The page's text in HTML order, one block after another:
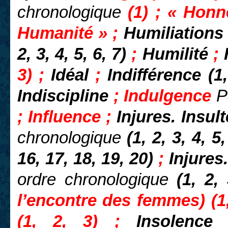
chronologique (1) ; «
Humanité » ; Humiliations
2, 3, 4, 5, 6, 7) ; Humilité ;
3) ; Idéal ;Indifférence
Indiscipline ;Indulgence
; Influence ;Injures.
chronologique(1, 2, 3, 4,
16, 17, 18, 19, 20) ;
ordre chronologique(1, 2,
l’encontre des femmes)
(1, 2, 3) ; Insolence